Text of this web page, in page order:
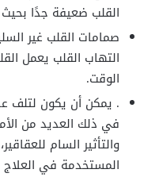
القلب ضعيفة جدًا
صمامات القلب غير
التهاب القلب يعمل
الوقت.
. يمكن أن يكون لتلف
في ذلك العديد من
والتأثير السام
المستخدمة في العلاج